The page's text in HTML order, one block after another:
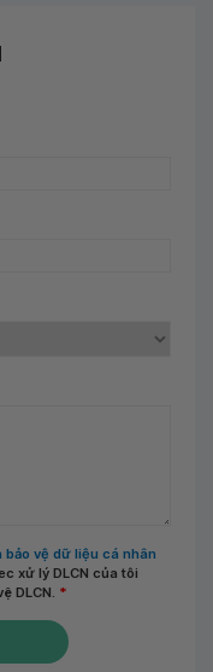
bảo vệ dữ liệu cá nhân
xử lý DLCN của tôi
DLCN. *